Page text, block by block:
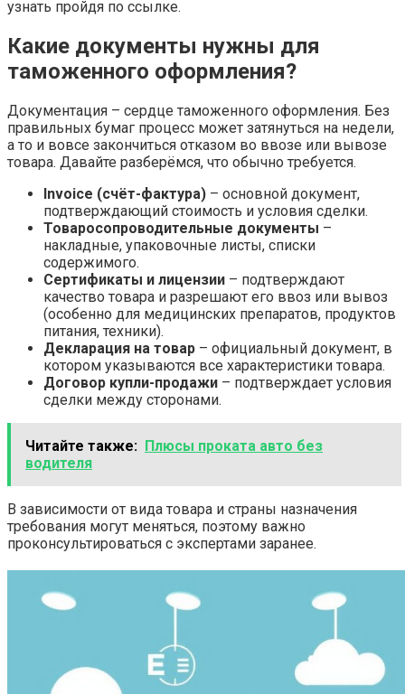
узнать пройдя по ссылке.
Какие документы нужны для
таможенного оформления?
Документация – сердце таможенного оформления. Без
правильных бумаг процесс может затянуться на недели,
а то и вовсе закончиться отказом во ввозе или вывозе
товара. Давайте разберёмся, что обычно требуется.
Invoice (счёт-фактура) – основной документ,
подтверждающий стоимость и условия сделки.
Товаросопроводительные документы –
накладные, упаковочные листы, списки
содержимого.
Сертификаты и лицензии – подтверждают
качество товара и разрешают его ввоз или вывоз
(особенно для медицинских препаратов, продуктов
питания, техники).
Декларация на товар – официальный документ, в
котором указываются все характеристики товара.
Договор купли-продажи – подтверждает условия
сделки между сторонами.
Читайте также: Плюсы проката авто без
водителя
В зависимости от вида товара и страны назначения
требования могут меняться, поэтому важно
проконсультироваться с экспертами заранее.